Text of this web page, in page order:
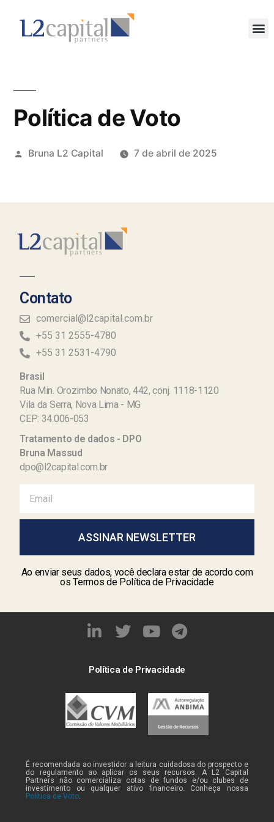
Política de Voto
Bruna L2 Capital 7 de abril de 2025
Contato
comercial@l2capital.com.br
+55 31 2555-4780
+55 31 2531-4790
Brasil
Rua Min. Orozimbo Nonato, 442, conj. 1118-1120
Vila da Serra, Nova Lima - MG
CEP: 34.006-053
Tratamento de dados - DPO
Bruna Massud
dpo@l2capital.com.br
ASSINAR NEWSLETTER
Ao enviar seus dados, você declara estar de acordo com
os Termos de Política de Privacidade
Política de Privacidade
É recomendada ao investidor a leitura cuidadosa do prospecto e
do regulamento ao aplicar os seus recursos. A L2 Capital
Partners não comercializa cotas de fundos e/ou clubes de
investimento ou qualquer ativo financeiro. Conheça nossa
Política de Voto.